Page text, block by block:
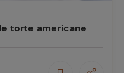
torte americane